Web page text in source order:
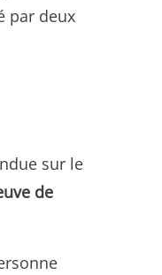
par deux
sur le
de